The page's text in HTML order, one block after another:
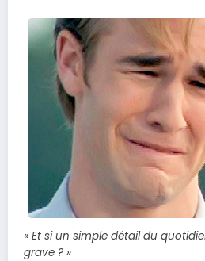
« Et si un simple détail du
grave ? »